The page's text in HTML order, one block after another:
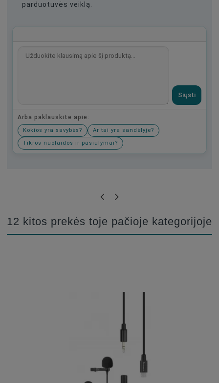
parduotuvės veiklą.
Siųsti
Arba paklauskite apie:
Kokios yra savybės?
Ar tai yra sandėlyje?
Tikros nuolaidos ir pasiūlymai?
12 kitos prekės toje pačioje kategorijoje